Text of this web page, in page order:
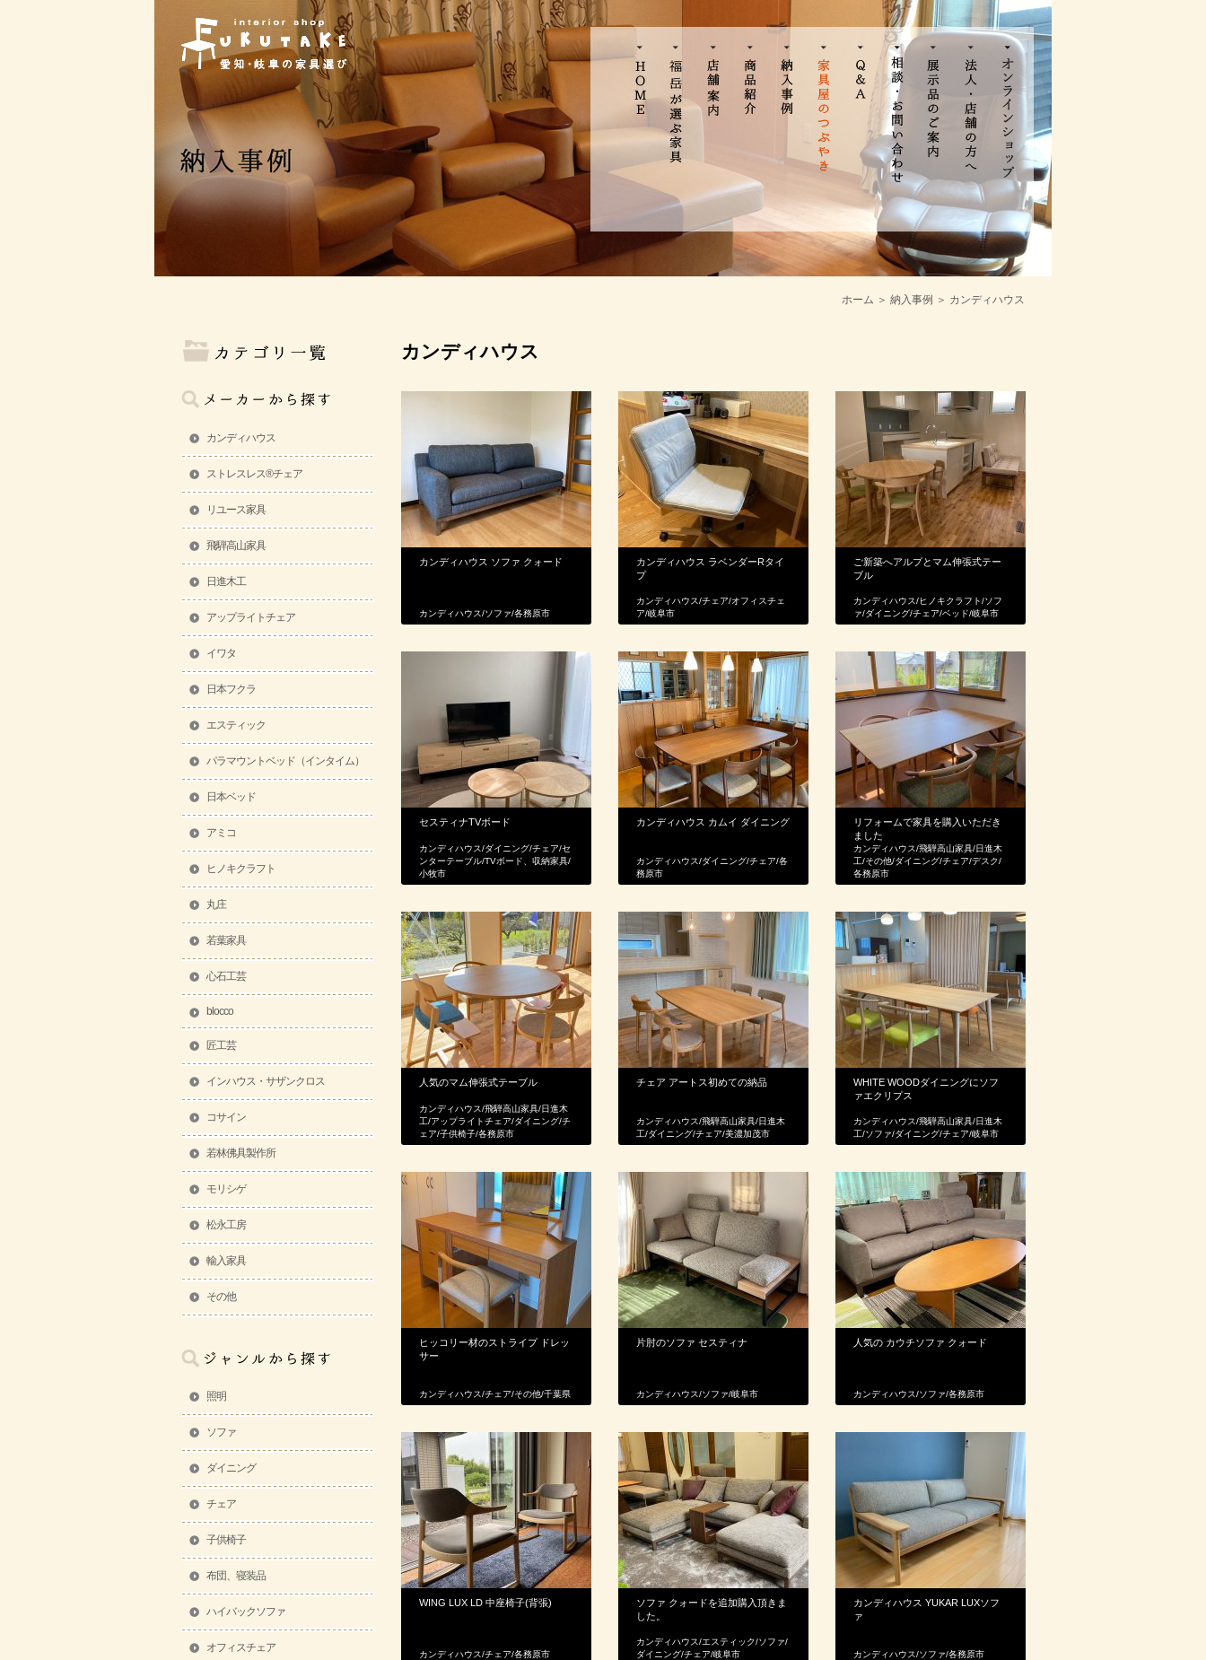
ホーム ＞ 納入事例 ＞ カンディハウス
カンディハウス
カンディハウス ソファ クォード
カンディハウス/ソファ/各務原市
カンディハウス ラベンダーRタイ
プ
カンディハウス/チェア/オフィスチェ
ア/岐阜市
ご新築へアルプとマム伸張式テー
ブル
カンディハウス/ヒノキクラフト/ソフ
ァ/ダイニング/チェア/ベッド/岐阜市
セスティナTVボード
カンディハウス/ダイニング/チェア/セ
ンターテーブル/TVボード、収納家具/
小牧市
カンディハウス カムイ ダイニング
カンディハウス/ダイニング/チェア/各
務原市
リフォームで家具を購入いただき
ました
カンディハウス/飛騨高山家具/日進木
工/その他/ダイニング/チェア/デスク/
各務原市
人気のマム伸張式テーブル
カンディハウス/飛騨高山家具/日進木
工/アップライトチェア/ダイニング/チ
ェア/子供椅子/各務原市
チェア アートス初めての納品
カンディハウス/飛騨高山家具/日進木
工/ダイニング/チェア/美濃加茂市
WHITE WOODダイニングにソフ
ァエクリプス
カンディハウス/飛騨高山家具/日進木
工/ソファ/ダイニング/チェア/岐阜市
ヒッコリー材のストライプ ドレッ
サー
カンディハウス/チェア/その他/千葉県
片肘のソファ セスティナ
カンディハウス/ソファ/岐阜市
人気の カウチソファ クォード
カンディハウス/ソファ/各務原市
WING LUX LD 中座椅子(背張)
カンディハウス/チェア/各務原市
ソファ クォードを追加購入頂きま
した。
カンディハウス/エスティック/ソファ/
ダイニング/チェア/岐阜市
カンディハウス YUKAR LUXソフ
ァ
カンディハウス/ソファ/各務原市
カンディハウス
ストレスレス®チェア
リユース家具
飛騨高山家具
日進木工
アップライトチェア
イワタ
日本フクラ
エスティック
パラマウントベッド（インタイム）
日本ベッド
アミコ
ヒノキクラフト
丸庄
若葉家具
心石工芸
blocco
匠工芸
インハウス・サザンクロス
コサイン
若林佛具製作所
モリシゲ
松永工房
輸入家具
その他
照明
ソファ
ダイニング
チェア
子供椅子
布団、寝装品
ハイバックソファ
オフィスチェア